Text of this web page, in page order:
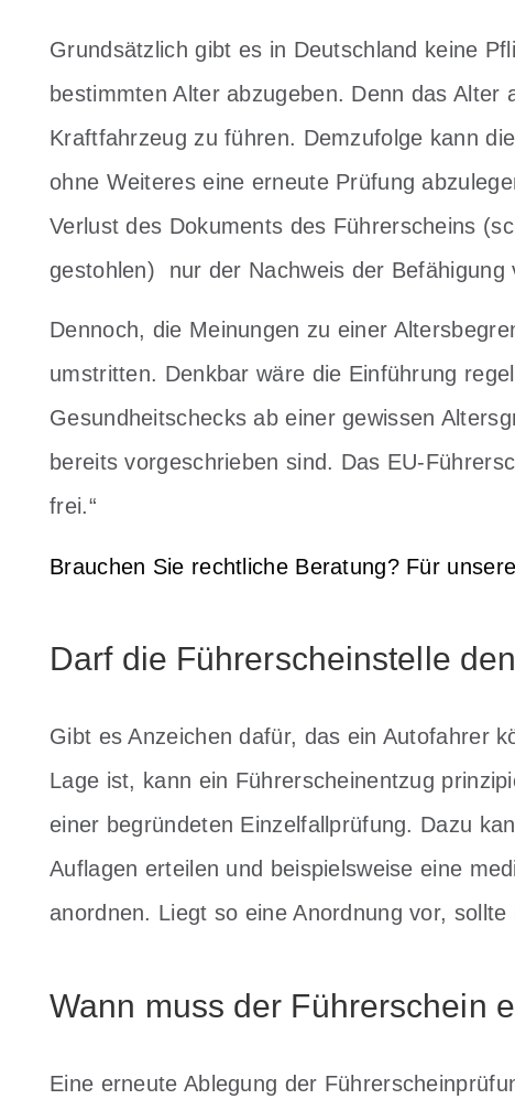
Grundsätzlich gibt es in Deutschland keine
bestimmten Alter abzugeben. Denn das
Kraftfahrzeug zu führen. Demzufolge kann
ohne Weiteres eine erneute Prüfung
Verlust des Dokuments des Führerscheins
gestohlen) nur der Nachweis der Befähigung
Dennoch, die Meinungen zu einer
umstritten. Denkbar wäre die Einführung
Gesundheitschecks ab einer gewissen
bereits vorgeschrieben sind. Das EU-
frei.“
Brauchen Sie rechtliche Beratung? Für
Darf die Führerscheinstelle
Gibt es Anzeichen dafür, das ein Autofahrer
Lage ist, kann ein Führerscheinentzug
einer begründeten Einzelfallprüfung. Dazu
Auflagen erteilen und beispielsweise eine
anordnen. Liegt so eine Anordnung vor,
Wann muss der Führerschein
Eine erneute Ablegung der